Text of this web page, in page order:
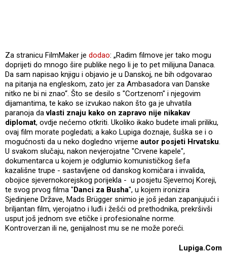
Za stranicu FilmMaker je dodao: „Radim filmove jer tako mogu
doprijeti do mnogo šire publike nego li je to pet milijuna Danaca.
Da sam napisao knjigu i objavio je u Danskoj, ne bih odgovarao
na pitanja na engleskom, zato jer za Ambasadora van Danske
nitko ne bi ni znao“. Što se desilo s "Cortzenom" i njegovim
dijamantima, te kako se izvukao nakon što ga je uhvatila
paranoja davlasti znaju kako on zapravo nije nikakav
diplomat, ovdje nećemo otkriti. Ukoliko ikako budete imali priliku,
ovaj film morate pogledati; a kako Lupiga doznaje, šuška se i o
mogućnosti da u neko dogledno vrijeme autor posjeti Hrvatsku.
U svakom slučaju, nakon nevjerojatne "Crvene kapele",
dokumentarca u kojem je odglumio komunističkog šefa
kazališne trupe - sastavljene od danskog komičara i invalida,
obojice sjevernokorejskog porijekla - u posjetu Sjevernoj Koreji,
te svog prvog filma "Danci za Busha", u kojem ironizira
Sjedinjene Države, Mads Brügger snimio je još jedan zapanjujući i
briljantan film, vjerojatno i luđi i žešći od prethodnika, prekršivši
usput još jednom sve etičke i profesionalne norme.
Kontroverzan ili ne, genijalnost mu se ne može poreći.
Lupiga.Com